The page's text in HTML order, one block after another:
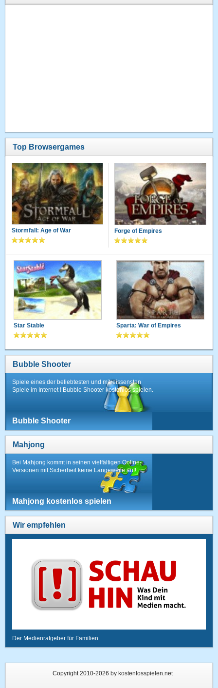
Top Browsergames
Stormfall: Age of War Forge of Empires
Star Stable Sparta: War of Empires
Bubble Shooter
Spiele eines der beliebtesten und mitreissensten
Spiele im Internet ! Bubble Shooter kostenlos spielen.
Bubble Shooter
Mahjong
Bei Mahjong kommt in seinen vielfältigen Online-
Versionen mit Sicherheit keine Langeweile auf!
Mahjong kostenlos spielen
Wir empfehlen
Der Medienratgeber für Familien
Copyright 2010-2026 by kostenlosspielen.net